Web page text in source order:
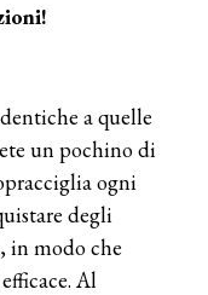
a quelle
un pochino di
ogni
degli
in modo che
Al